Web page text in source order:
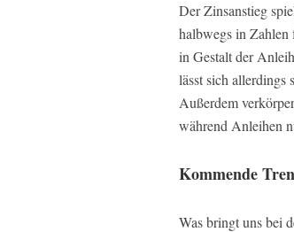
Der Zinsanstieg
halbwegs in Zahlen
in Gestalt der
lässt sich allerdings
Außerdem
während Anleihen
Kommende
Was bringt uns bei